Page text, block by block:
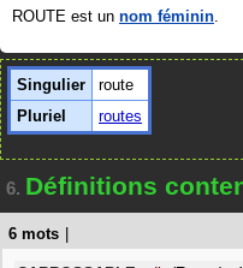
ROUTE est un nom féminin.
Singulier
route
Pluriel
routes
6. Définitions
6 mots